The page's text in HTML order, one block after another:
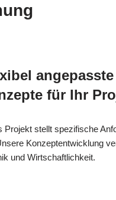
angepasste
für Ihr
Projekt stellt spezifische
Konzeptentwicklung
und Wirtschaftlichkeit.